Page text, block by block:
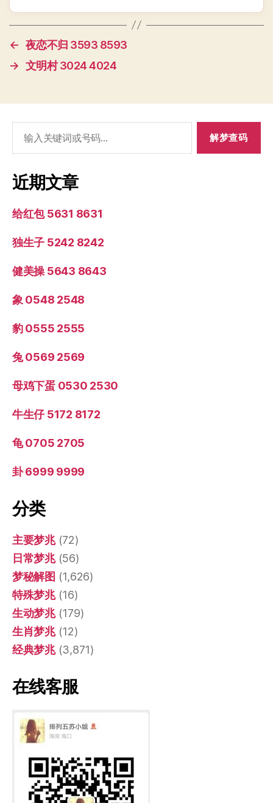
← 夜恋不归 3593 8593
→ 文明村 3024 4024
索：
近期文章
给红包 5631 8631
独生子 5242 8242
健美操 5643 8643
象 0548 2548
豹 0555 2555
兔 0569 2569
母鸡下蛋 0530 2530
牛生仔 5172 8172
龟 0705 2705
卦 6999 9999
分类
主要梦兆(72)
日常梦兆(56)
梦秘解图 (1,626)
特殊梦兆(16)
生动梦兆(179)
生肖梦兆(12)
经典梦兆(3,871)
在线客服